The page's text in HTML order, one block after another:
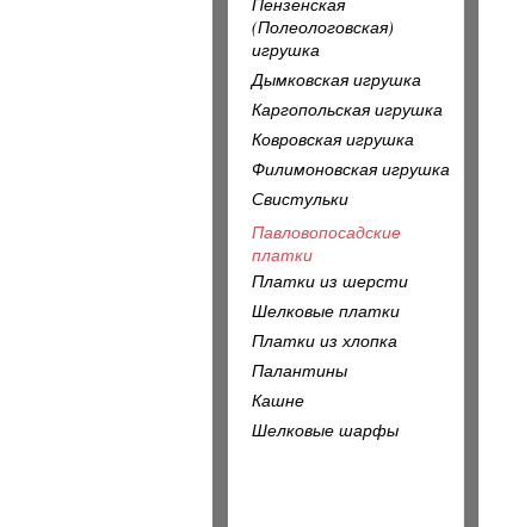
(Полеологовская)
игрушка
Дымковская игрушка
Каргопольская игрушка
Ковровская игрушка
Филимоновская игрушка
Свистульки
Павловопосадские
платки
Платки из шерсти
Шелковые платки
Платки из хлопка
Палантины
Кашне
Шелковые шарфы